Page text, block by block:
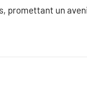
promettant un